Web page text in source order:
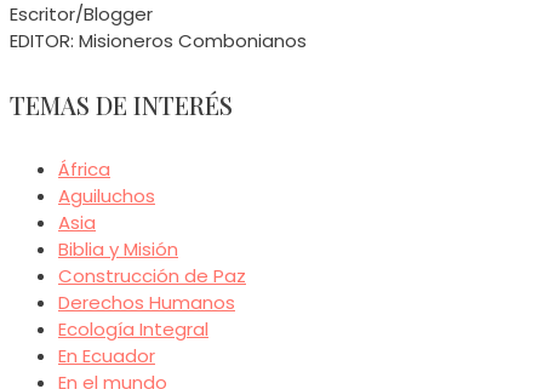
Escritor/Blogger
EDITOR: Misioneros Combonianos
TEMAS DE INTERÉS
África
Aguiluchos
Asia
Biblia y Misión
Construcción de Paz
Derechos Humanos
Ecología Integral
En Ecuador
En el mundo